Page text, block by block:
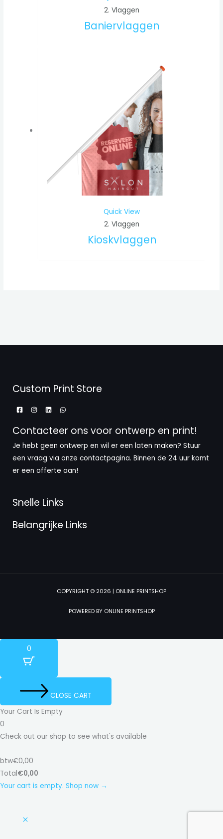
2. Vlaggen
Baniervlaggen
Quick View
2. Vlaggen
Kioskvlaggen
Custom Print Store
Contacteer ons voor ontwerp en print!
Je hebt geen ontwerp en wil er een laten maken? Stuur
een vraag via onze contactpagina. Binnen de 24 uur komt
er een offerte aan!
Snelle Links
Belangrijke Links
COPYRIGHT © 2026 | ONLINE PRINTSHOP
POWERED BY ONLINE PRINTSHOP
0
CLOSE CART
Your Cart Is Empty
0
Check out our shop to see what's available
btw€0,00
Total€0,00
Your cart is empty. Shop now →